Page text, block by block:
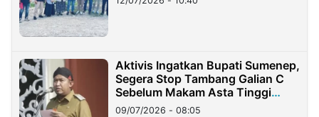
Aktivis Ingatkan Bupati Sumenep,
Segera Stop Tambang Galian C
Sebelum Makam Asta Tinggi
Longsor
09/07/2026 - 08:05